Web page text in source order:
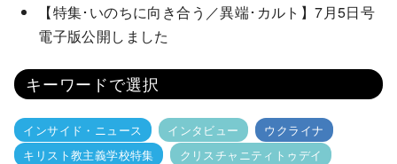
【特集･いのちに向き合う／異端･カルト】7月5日号
電子版公開しました
キーワードで選択
インサイド・ニュース インタビュー
ウクライナ
キリスト教主義学校特集
クリスチャニティトゥデイ